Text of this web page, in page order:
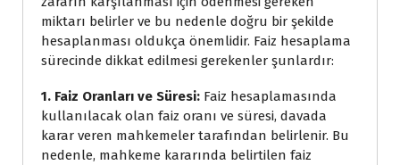
miktarı belirler ve bu nedenle doğru bir şekilde
hesaplanması oldukça önemlidir. Faiz hesaplama
sürecinde dikkat edilmesi gerekenler şunlardır:
1. Faiz Oranları ve Süresi: Faiz hesaplamasında
kullanılacak olan faiz oranı ve süresi, davada
karar veren mahkemeler tarafından belirlenir. Bu
nedenle, mahkeme kararında belirtilen faiz